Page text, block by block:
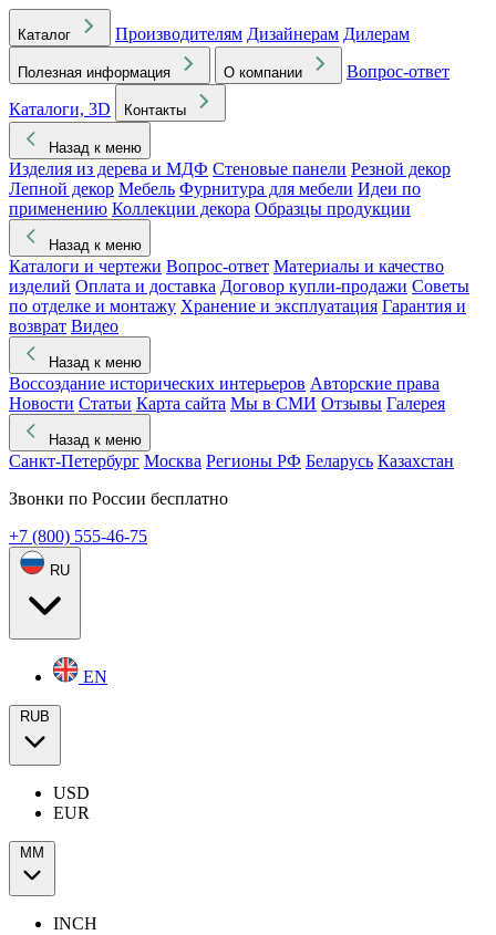
Каталог Производителям Дизайнерам Дилерам
Полезная информация О компании
Вопрос-ответ
Каталоги, 3D
Контакты
Назад к меню
Изделия из дерева и МДФ Стеновые панели Резной декор
Лепной декор Мебель Фурнитура для мебели Идеи по
применению Коллекции декора Образцы продукции
Назад к меню
Каталоги и чертежи Вопрос-ответ Материалы и качество
изделий Оплата и доставка Договор купли-продажи Советы
по отделке и монтажу Хранение и эксплуатация Гарантия и
возврат Видео
Назад к меню
Воссоздание исторических интерьеров Авторские права
Новости Статьи Карта сайта Мы в СМИ Отзывы Галерея
Назад к меню
Санкт-Петербург Москва Регионы РФ Беларусь Казахстан
Звонки по России бесплатно
+7 (800) 555-46-75
RU
EN
RUB
USD
EUR
ММ
INCH